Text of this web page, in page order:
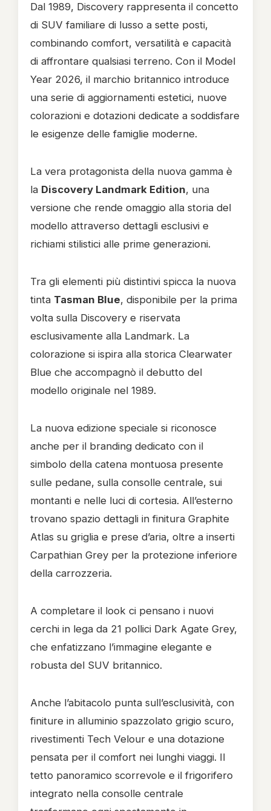
Dal 1989, Discovery rappresenta il concetto
di SUV familiare di lusso a sette posti,
combinando comfort, versatilità e capacità
di affrontare qualsiasi terreno. Con il Model
Year 2026, il marchio britannico introduce
una serie di aggiornamenti estetici, nuove
colorazioni e dotazioni dedicate a soddisfare
le esigenze delle famiglie moderne.
La vera protagonista della nuova gamma è
la Discovery Landmark Edition, una
versione che rende omaggio alla storia del
modello attraverso dettagli esclusivi e
richiami stilistici alle prime generazioni.
Tra gli elementi più distintivi spicca la nuova
tinta Tasman Blue, disponibile per la prima
volta sulla Discovery e riservata
esclusivamente alla Landmark. La
colorazione si ispira alla storica Clearwater
Blue che accompagnò il debutto del
modello originale nel 1989.
La nuova edizione speciale si riconosce
anche per il branding dedicato con il
simbolo della catena montuosa presente
sulle pedane, sulla consolle centrale, sui
montanti e nelle luci di cortesia. All’esterno
trovano spazio dettagli in finitura Graphite
Atlas su griglia e prese d’aria, oltre a inserti
Carpathian Grey per la protezione inferiore
della carrozzeria.
A completare il look ci pensano i nuovi
cerchi in lega da 21 pollici Dark Agate Grey,
che enfatizzano l’immagine elegante e
robusta del SUV britannico.
Anche l’abitacolo punta sull’esclusività, con
finiture in alluminio spazzolato grigio scuro,
rivestimenti Tech Velour e una dotazione
pensata per il comfort nei lunghi viaggi. Il
tetto panoramico scorrevole e il frigorifero
integrato nella consolle centrale